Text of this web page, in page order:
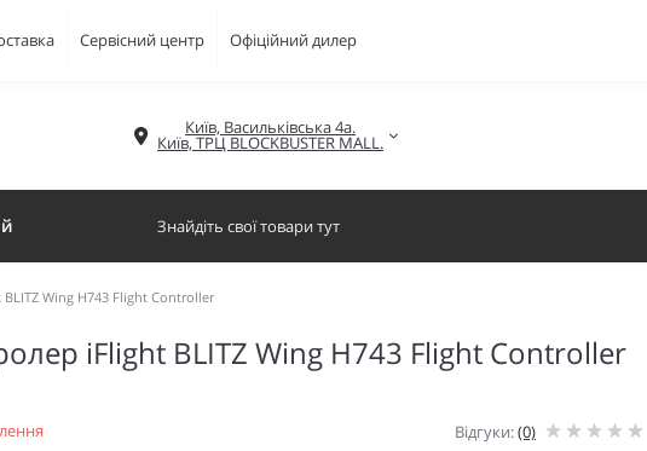
Сервісний центр Офіційний дилер
Київ, Васильківська 4а.
Київ, ТРЦ BLOCKBUSTER MALL.
Wing H743 Flight Controller
iFlight BLITZ Wing H743 Flight Controller
Відгуки:(0)